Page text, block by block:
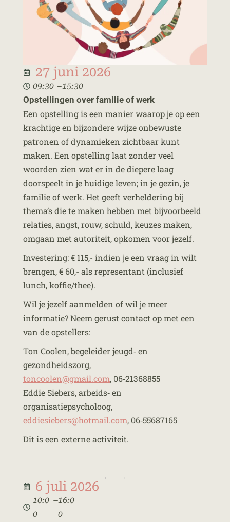
27 juni 2026
09:30 –15:30
Opstellingen over familie of werk
Een opstelling is een manier waarop je op een
krachtige en bijzondere wijze onbewuste
patronen of dynamieken zichtbaar kunt
maken. Een opstelling laat zonder veel
woorden zien wat er in de diepere laag
doorspeelt in je huidige leven; in je gezin, je
familie of werk. Het geeft verheldering bij
thema’s die te maken hebben met bijvoorbeeld
relaties, angst, rouw, schuld, keuzes maken,
omgaan met autoriteit, opkomen voor jezelf.
Investering: € 115,- indien je een vraag in wilt
brengen, € 60,- als representant (inclusief
lunch, koffie/thee).
Wil je jezelf aanmelden of wil je meer
informatie? Neem gerust contact op met een
van de opstellers:
Ton Coolen, begeleider jeugd‑ en
gezondheidszorg,
toncoolen@gmail.com, 06‑21368855
Eddie Siebers, arbeids‑ en
organisatiepsycholoog,
eddiesiebers@hotmail.com, 06‑55687165
Dit is een externe activiteit.
6 juli 2026
10:0
0
–16:0
0